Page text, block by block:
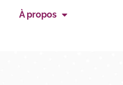
À propos